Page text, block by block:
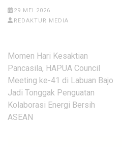
29 MEI 2026
REDAKTUR MEDIA
Navigasi
pos
Momen Hari Kesaktian
Pancasila, HAPUA Council
Meeting ke-41 di Labuan Bajo
Jadi Tonggak Penguatan
Kolaborasi Energi Bersih
ASEAN